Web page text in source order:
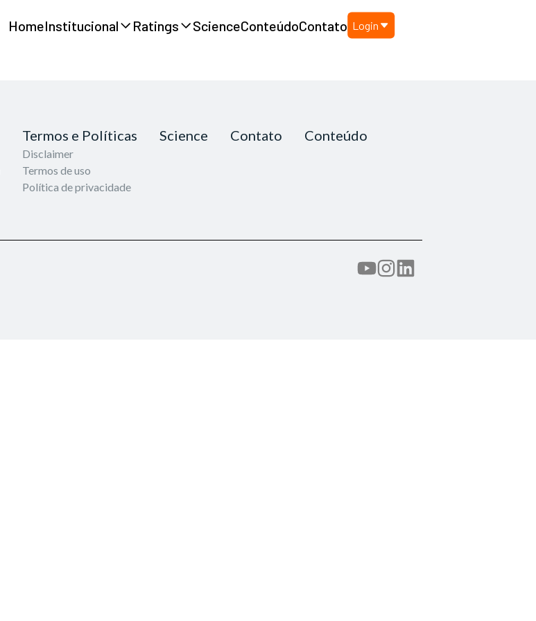
HomeInstitucional Ratings ScienceConteúdoContato Login
Termos e Políticas
Disclaimer
Termos de uso
Política de privacidade
Science Contato Conteúdo